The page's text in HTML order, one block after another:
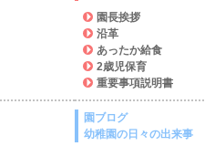
園長挨拶
沿革
あったか給食
2歳児保育
重要事項説明書
園ブログ
幼稚園の日々の出来事